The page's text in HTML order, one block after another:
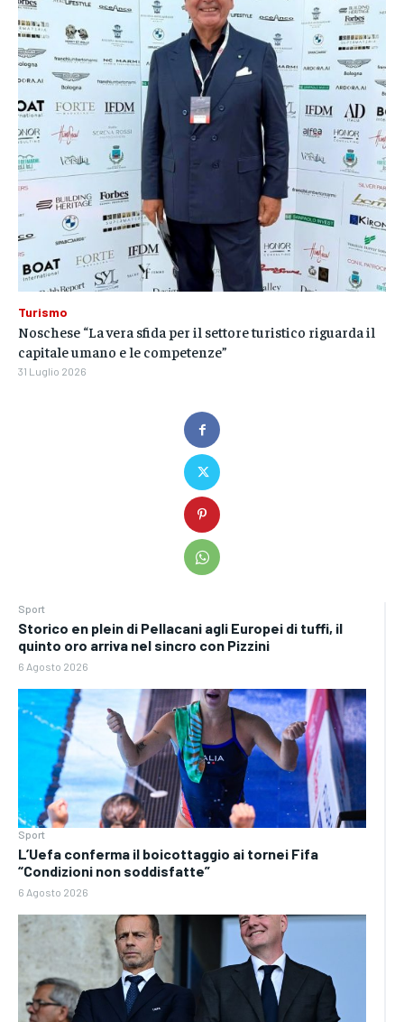
Sport
Storico en plein di Pellacani agli Europei di tuffi, il
quinto oro arriva nel sincro con Pizzini
6 Agosto 2026
Sport
L’Uefa conferma il boicottaggio ai tornei Fifa
“Condizioni non soddisfatte”
6 Agosto 2026
Turismo
Noschese “La vera sfida per il settore turistico riguarda il
capitale umano e le competenze”
31 Luglio 2026